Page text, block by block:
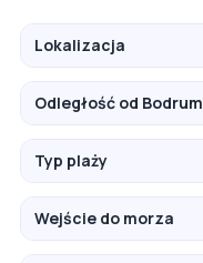
Lokalizacja
Odległość od Bodrum
Typ plaży
Wejście do morza